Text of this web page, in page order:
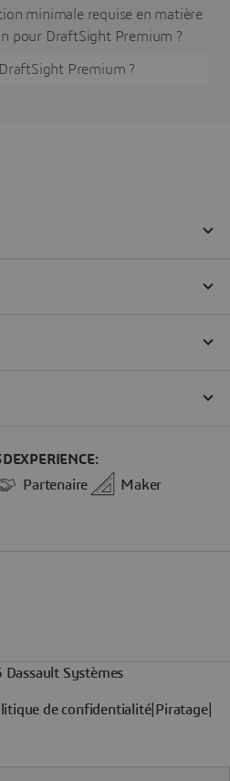
minimale requise en matière
pour DraftSight Premium ?
Premium ?